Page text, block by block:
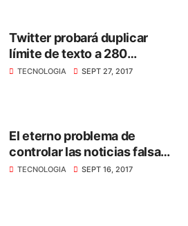
Twitter probará duplicar
límite de texto a 280
caracteres
TECNOLOGIA SEPT 27, 2017
El eterno problema de
controlar las noticias falsas
en Whatsapp
TECNOLOGIA SEPT 16, 2017